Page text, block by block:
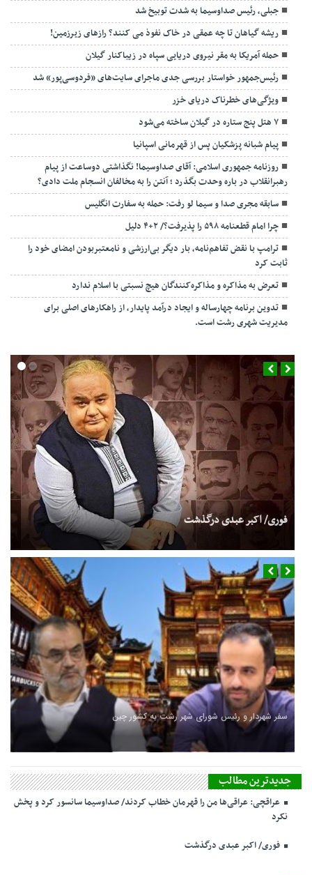
جبلی، رئیس صداوسیما به شدت توبیخ شد
ریشه گیاهان تا چه عمقی در خاک نفوذ می کنند؟ رازهای زیرزمین!
حمله آمریکا به مقر نیروی دریایی سپاه در زیباکنار گیلان
رئیس‌جمهور خواستار بررسی جدی ماجرای سایت‌های «فردوسی‌پور» شد
ویژگی‌های خطرناک دریای خزر
۷ هتل پنج ستاره در گیلان ساخته می‌شود
پیام شبانه پزشکیان پس از قهرمانی اسپانیا
روزنامه جمهوری اسلامی: آقای صداوسیما! نگذاشتی دوساعت از پیام
رهبرانقلاب در باره وحدت بگذرد ؛ آنتن را به مخالفان انسجام ملت دادی؟
سابقه مجری صدا و سیما لو رفت: حمله به سفارت انگلیس
چرا امام قطعنامه ۵۹۸ را پذیرفت؟/ ۲+۴ دلیل
ترامپ با نقض تفاهم‌نامه، بار دیگر بی‌ارزشی و نامعتبربودن امضای خود را
ثابت کرد
تعرض به مذاکره و مذاکره‌کنندگان هیچ نسبتی با اسلام ندارد
تدوین برنامه چهارساله و ایجاد درآمد پایدار، از راهکارهای اصلی برای
مدیریت شهری رشت است.
عراقچی: عراقی‌ها من را قهرمان خطاب کردند/ صداوسیما سانسور کرد و
پخش نکرد
فوری/ اکبر عبدی درگذشت
سفر شهردار و رئیس شورای شهر رشت به کشور چین